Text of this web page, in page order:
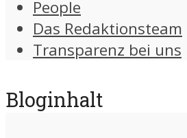
People
Das Redaktionsteam
Transparenz bei uns
Bloginhalt